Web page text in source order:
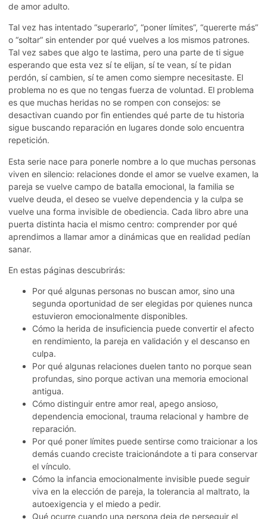
de amor adulto.
Tal vez has intentado “superarlo”, “poner límites”, “quererte más”
o “soltar” sin entender por qué vuelves a los mismos patrones.
Tal vez sabes que algo te lastima, pero una parte de ti sigue
esperando que esta vez sí te elijan, sí te vean, sí te pidan
perdón, sí cambien, sí te amen como siempre necesitaste. El
problema no es que no tengas fuerza de voluntad. El problema
es que muchas heridas no se rompen con consejos: se
desactivan cuando por fin entiendes qué parte de tu historia
sigue buscando reparación en lugares donde solo encuentra
repetición.
Esta serie nace para ponerle nombre a lo que muchas personas
viven en silencio: relaciones donde el amor se vuelve examen, la
pareja se vuelve campo de batalla emocional, la familia se
vuelve deuda, el deseo se vuelve dependencia y la culpa se
vuelve una forma invisible de obediencia. Cada libro abre una
puerta distinta hacia el mismo centro: comprender por qué
aprendimos a llamar amor a dinámicas que en realidad pedían
sanar.
En estas páginas descubrirás:
Por qué algunas personas no buscan amor, sino una
segunda oportunidad de ser elegidas por quienes nunca
estuvieron emocionalmente disponibles.
Cómo la herida de insuficiencia puede convertir el afecto
en rendimiento, la pareja en validación y el descanso en
culpa.
Por qué algunas relaciones duelen tanto no porque sean
profundas, sino porque activan una memoria emocional
antigua.
Cómo distinguir entre amor real, apego ansioso,
dependencia emocional, trauma relacional y hambre de
reparación.
Por qué poner límites puede sentirse como traicionar a los
demás cuando creciste traicionándote a ti para conservar
el vínculo.
Cómo la infancia emocionalmente invisible puede seguir
viva en la elección de pareja, la tolerancia al maltrato, la
autoexigencia y el miedo a pedir.
Qué ocurre cuando una persona deja de perseguir el